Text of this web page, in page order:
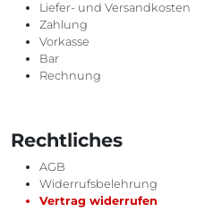
Liefer- und Versandkosten
Zahlung
Vorkasse
Bar
Rechnung
Rechtliches
AGB
Widerrufsbelehrung
Vertrag widerrufen